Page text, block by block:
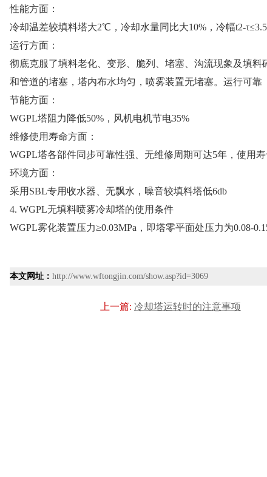
性能方面：
冷却温差较填料塔大2℃，冷却水量同比大10%，冷幅t2-
运行方面：
彻底克服了填料老化、变形、脆列、堵塞、沟流现象及填料
和管道的堵塞，塔内布水均匀，喷雾装置无堵塞。运行可靠
节能方面：
WGPL塔阻力降低50%，风机电机节电35%
维修使用寿命方面：
WGPL塔各部件同步可靠性强、无维修周期可达5年，使用
环境方面：
采用SBL专用收水器、无飘水，噪音较填料塔低6db
4. WGPL无填料喷雾冷却塔的使用条件
WGPL雾化装置压力≥0.03MPa，即塔零平面处压力为0.08-
本文网址： http://www.wftongjin.com/show.asp?id=3069
上一篇: 冷却塔运转时的注意事项